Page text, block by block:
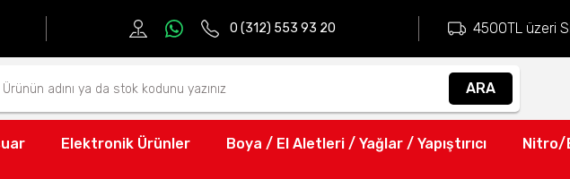
0 (312) 553 93 20 4500TL üzeri
ARA
Elektronik Ürünler Boya / El Aletleri / Yağlar / Yapıştırıcı Nitro/